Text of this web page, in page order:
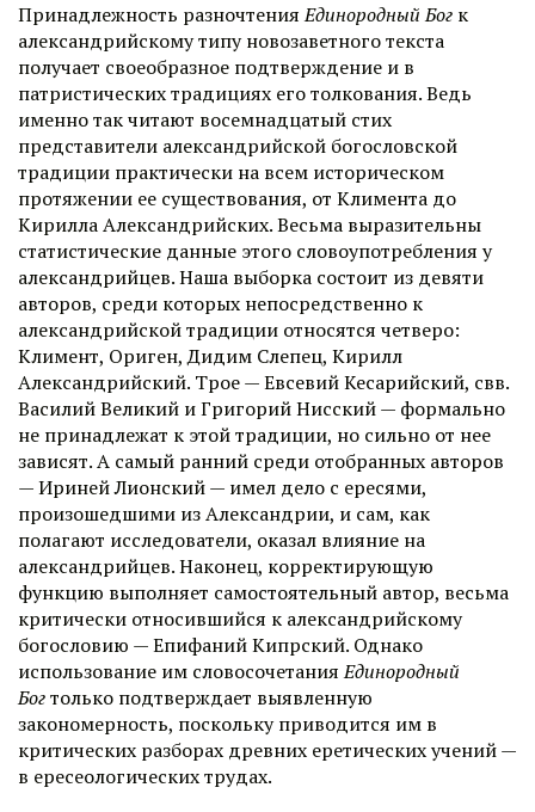
Принадлежность разночтенияЕдинородный Бог к
александрийскому типу новозаветного текста
получает своеобразное подтверждение и в
патристических традициях его толкования. Ведь
именно так читают восемнадцатый стих
представители александрийской богословской
традиции практически на всем историческом
протяжении ее существования, от Климента до
Кирилла Александрийских. Весьма выразительны
статистические данные этого словоупотребления у
александрийцев. Наша выборка состоит из девяти
авторов, среди которых непосредственно к
александрийской традиции относятся четверо:
Климент, Ориген, Дидим Слепец, Кирилл
Александрийский. Трое — Евсевий Кесарийский, свв.
Василий Великий и Григорий Нисский — формально
не принадлежат к этой традиции, но сильно от нее
зависят. А самый ранний среди отобранных авторов
— Ириней Лионский — имел дело с ересями,
произошедшими из Александрии, и сам, как
полагают исследователи, оказал влияние на
александрийцев. Наконец, корректирующую
функцию выполняет самостоятельный автор, весьма
критически относившийся к александрийскому
богословию — Епифаний Кипрский. Однако
использование им словосочетанияЕдинородный
Богтолько подтверждает выявленную
закономерность, поскольку приводится им в
критических разборах древних еретических учений —
в ересеологических трудах.